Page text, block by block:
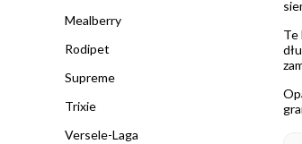
Mealberry
Rodipet
Supreme
Trixie
Versele-Laga
Te